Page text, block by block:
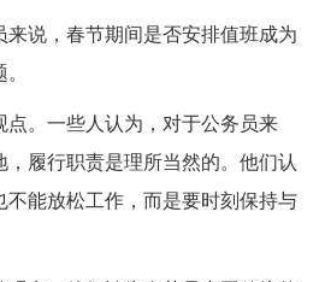
说，春节期间是否安排值班成为
。一些人认为，对于公务员来
履行职责是理所当然的。他们认
不能放松工作，而是要时刻保持与